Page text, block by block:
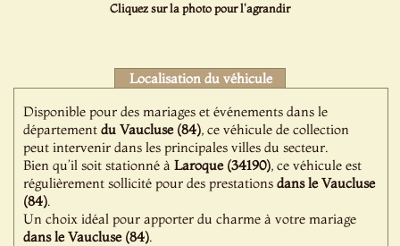
Cliquez sur la photo pour l'agrandir
Localisation du véhicule
Disponible pour des mariages et événements dans le
départementdu Vaucluse (84), ce véhicule de collection
peut intervenir dans les principales villes du secteur.
Bien qu’il soit stationné àLaroque (34190), ce véhicule est
régulièrement sollicité pour des prestationsdans le Vaucluse
(84).
Un choix idéal pour apporter du charme à votre mariage
dans le Vaucluse (84).